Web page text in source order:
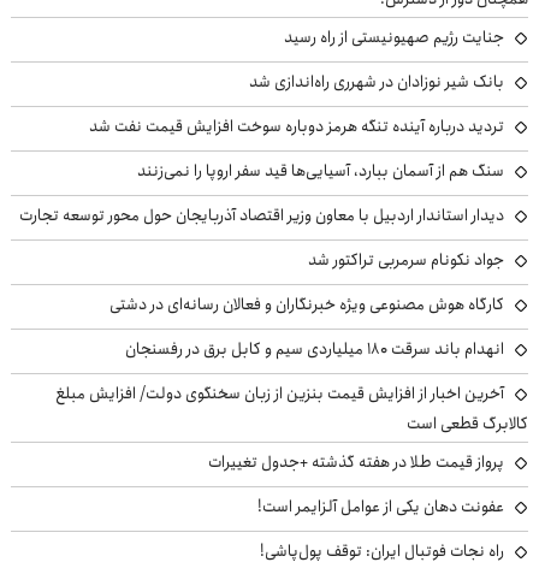
جنایت رژیم صهیونیستی از راه رسید
بانک شیر نوزادان در شهرری راه‌اندازی شد
تردید درباره آینده تنگه هرمز دوباره سوخت افزایش قیمت نفت شد
سنگ هم از آسمان ببارد، آسیایی‌ها قید سفر اروپا را نمی‌زنند
دیدار استاندار اردبیل با معاون وزیر اقتصاد آذربایجان حول محور توسعه تجارت
جواد نکونام سرمربی تراکتور شد
کارگاه هوش مصنوعی ویژه خبرنگاران و فعالان رسانه‌ای در دشتی
انهدام باند سرقت ۱۸۰ میلیاردی سیم و کابل برق در رفسنجان
آخرین اخبار از افزایش قیمت بنزین از زبان سخنگوی دولت/ افزایش مبلغ
کالابرگ قطعی است
پرواز قیمت طلا در هفته گذشته +جدول تغییرات
عفونت دهان یکی از عوامل آلزایمر است!
راه نجات فوتبال ایران: توقف پول‌پاشی!